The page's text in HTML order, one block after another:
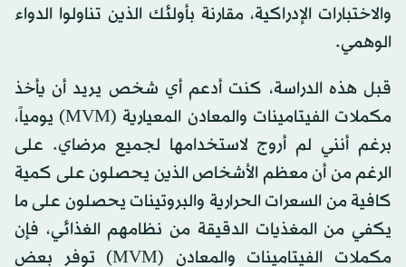
والاختبارات الإدراكية، مقارنة بأولئك الذين تناولوا الدواء
الوهمي.
قبل هذه الدراسة، كنت أدعم أي شخص يريد أن يأخذ
مكملات الفيتامينات والمعادن المعيارية (MVM) يومياً،
برغم أنني لم أروج لاستخدامها لجميع مرضاي. على
الرغم من أن معظم الأشخاص الذين يحصلون على كمية
كافية من السعرات الحرارية والبروتينات يحصلون على ما
يكفي من المغذيات الدقيقة من نظامهم الغذائي، فإن
مكملات الفيتامينات والمعادن (MVM) توفر بعض